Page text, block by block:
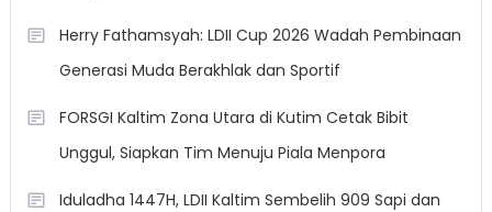
Herry Fathamsyah: LDII Cup 2026 Wadah Pembinaan
Generasi Muda Berakhlak dan Sportif
FORSGI Kaltim Zona Utara di Kutim Cetak Bibit
Unggul, Siapkan Tim Menuju Piala Menpora
Iduladha 1447H, LDII Kaltim Sembelih 909 Sapi dan